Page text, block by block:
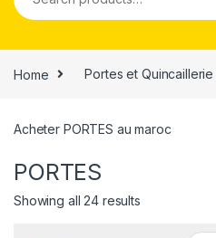
Home Portes et Quincaillerie
Acheter PORTES au maroc
PORTES
Showing all 24 results